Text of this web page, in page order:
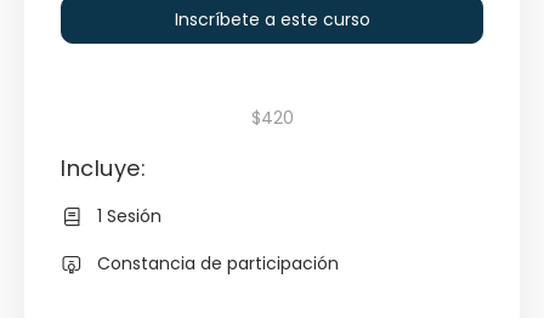
Inscríbete a este curso
$420
Incluye:
1 Sesión
Constancia de participación